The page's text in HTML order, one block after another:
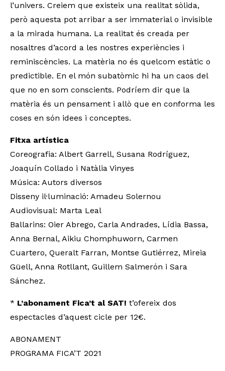
l’univers. Creiem que existeix una realitat sòlida,
però aquesta pot arribar a ser immaterial o invisible
a la mirada humana. La realitat és creada per
nosaltres d’acord a les nostres experiències i
reminiscències. La matèria no és quelcom estàtic o
predictible. En el món subatòmic hi ha un caos del
que no en som conscients. Podríem dir que la
matèria és un pensament i allò que en conforma les
coses en són idees i conceptes.
Fitxa artística
Coreografia: Albert Garrell, Susana Rodríguez,
Joaquín Collado i Natàlia Vinyes
Música: Autors diversos
Disseny il·luminació: Amadeu Solernou
Audiovisual: Marta Leal
Ballarins: Oier Abrego, Carla Andrades, Lídia Bassa,
Anna Bernal, Aikiu Chomphuworn, Carmen
Cuartero, Queralt Farran, Montse Gutiérrez, Mireia
Güell, Anna Rotllant, Guillem Salmerón i Sara
Sánchez.
* L’abonament Fica’t al SAT! t’ofereix dos
espectacles d’aquest cicle per 12€.
ABONAMENT
PROGRAMA FICA’T 2021